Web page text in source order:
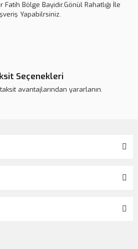
Fatih Bölge Bayidir.Gönül Rahatlığı İle
Yapabilrsiniz.
Seçenekleri
avantajlarından yararlanın.